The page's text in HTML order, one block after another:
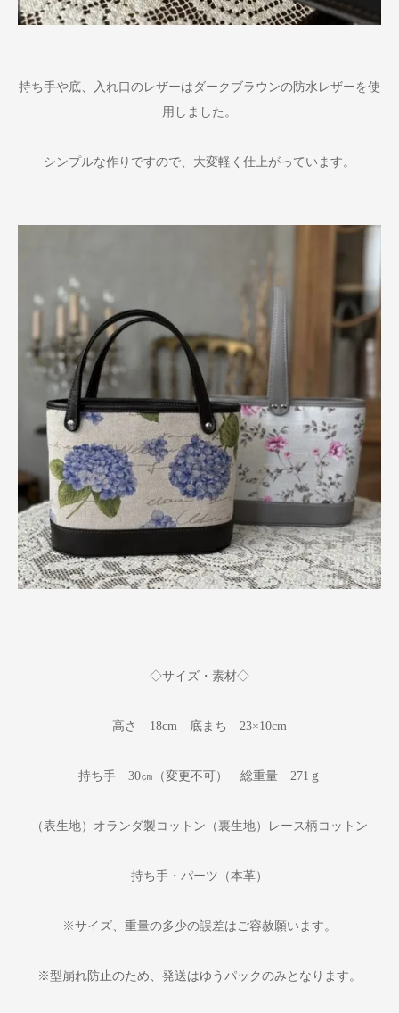
持ち手や底、入れ口のレザーはダークブラウンの防水レザーを使
用しました。
シンプルな作りですので、大変軽く仕上がっています。
◇サイズ・素材◇
高さ 18cm 底まち 23×10cm
持ち手 30㎝（変更不可） 総重量 271ｇ
（表生地）オランダ製コットン（裏生地）レース柄コットン
持ち手・パーツ（本革）
※サイズ、重量の多少の誤差はご容赦願います。
※型崩れ防止のため、発送はゆうパックのみとなります。